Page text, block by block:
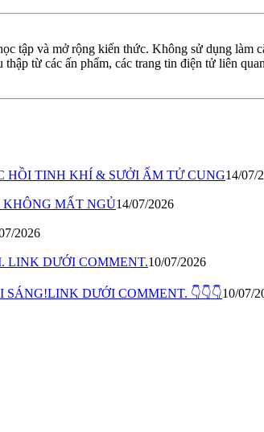
tập và mở rộng kiến thức. Không sử dụng làm
thập từ các ấn phẩm, các trang tin điện tử liên
HỒI TINH KHÍ & SƯỞI ẤM TỬ CUNG14/07/
MẤT NGỦ14/07/2026
2026
LINK DƯỚI COMMENT.10/07/2026
DƯỚI COMMENT. 👇👇👇10/07/